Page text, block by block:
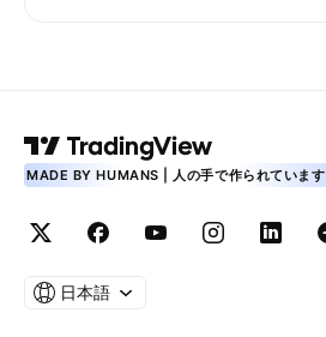
MADE BY HUMANS | 人の手で作られています
日本語